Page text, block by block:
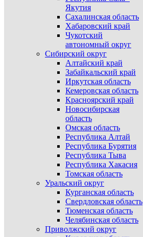
Якутия
Сахалинская область
Хабаровский край
Чукотский
автономный округ
Сибирский округ
Алтайский край
Забайкальский край
Иркутская область
Кемеровская область
Красноярский край
Новосибирская
область
Омская область
Республика Алтай
Республика Бурятия
Республика Тыва
Республика Хакасия
Томская область
Уральский округ
Курганская область
Свердловская область
Тюменская область
Челябинская область
Приволжский округ